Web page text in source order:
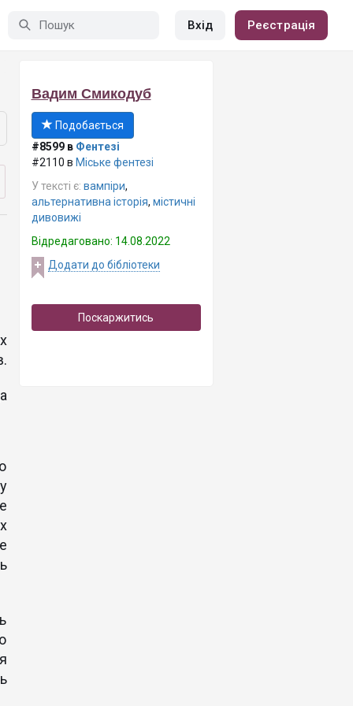
Вхід Реєстрація
Вадим Смикодуб
Подобається
#8599 в Фентезі
#2110 в Міське фентезі
У тексті є: вампіри,
альтернативна історія, містичні
дивовижі
Відредаговано: 14.08.2022
Додати до бібліотеки
Поскаржитись